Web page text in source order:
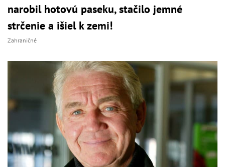
narobil hotovú paseku, stačilo jemné
strčenie a išiel k zemi!
Zahraničné